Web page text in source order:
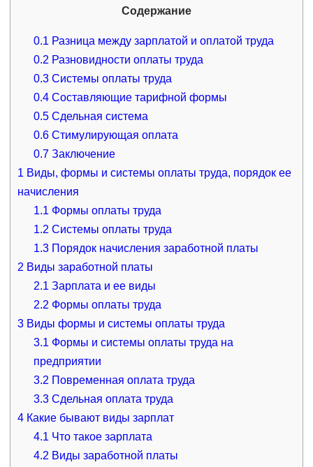
Содержание
0.1 Разница между зарплатой и оплатой труда
0.2 Разновидности оплаты труда
0.3 Системы оплаты труда
0.4 Составляющие тарифной формы
0.5 Сдельная система
0.6 Стимулирующая оплата
0.7 Заключение
1 Виды, формы и системы оплаты труда, порядок ее
начисления
1.1 Формы оплаты труда
1.2 Системы оплаты труда
1.3 Порядок начисления заработной платы
2 Виды заработной платы
2.1 Зарплата и ее виды
2.2 Формы оплаты труда
3Виды формы и системы оплаты труда
3.1 Формы и системы оплаты труда на
предприятии
3.2 Повременная оплата труда
3.3 Сдельная оплата труда
4Какие бывают виды зарплат
4.1 Что такое зарплата
4.2 Виды заработной платы